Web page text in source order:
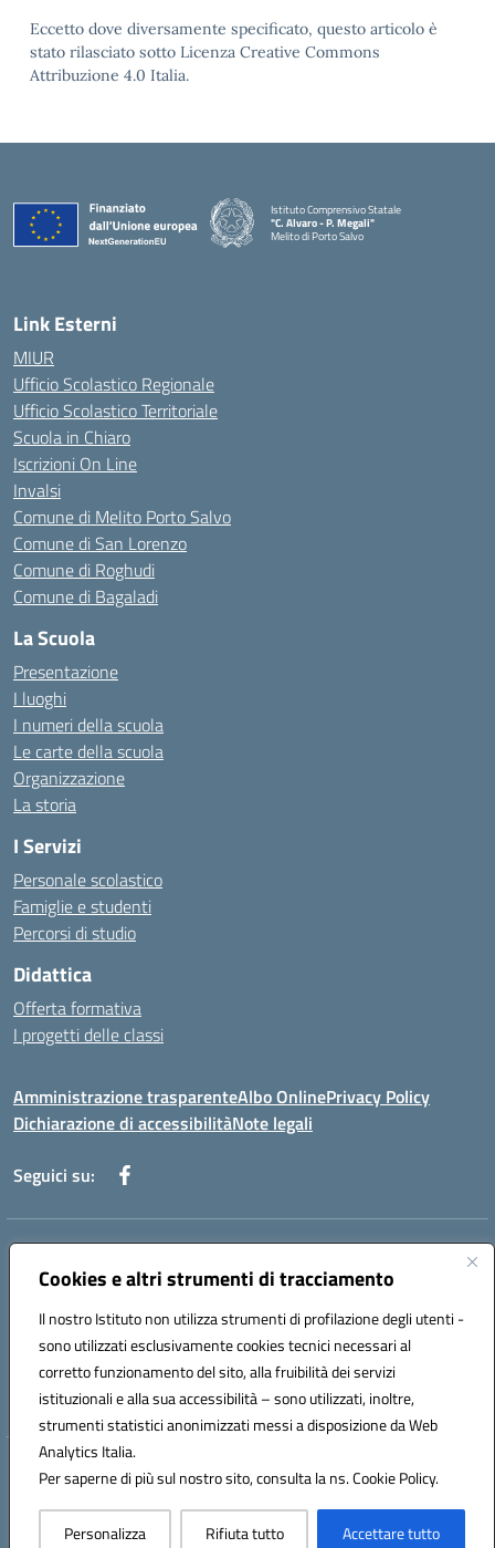
Cookies e altri strumenti di tracciamento
Il nostro Istituto non utilizza strumenti di profilazione degli utenti -
sono utilizzati esclusivamente cookies tecnici necessari al
corretto funzionamento del sito, alla fruibilità dei servizi
istituzionali e alla sua accessibilità – sono utilizzati, inoltre,
strumenti statistici anonimizzati messi a disposizione da Web
Analytics Italia.
Per saperne di più sul nostro sito, consulta la ns. Cookie Policy.
Personalizza Rifiuta tutto Accettare tutto
Eccetto dove diversamente specificato, questo articolo è
stato rilasciato sotto Licenza Creative Commons
Attribuzione 4.0 Italia.
Istituto Comprensivo Statale
"C. Alvaro - P. Megali"
Melito di Porto Salvo
Link Esterni
MIUR
Ufficio Scolastico Regionale
Ufficio Scolastico Territoriale
Scuola in Chiaro
Iscrizioni On Line
Invalsi
Comune di Melito Porto Salvo
Comune di San Lorenzo
Comune di Roghudi
Comune di Bagaladi
La Scuola
Presentazione
I luoghi
I numeri della scuola
Le carte della scuola
Organizzazione
La storia
I Servizi
Personale scolastico
Famiglie e studenti
Percorsi di studio
Didattica
Offerta formativa
I progetti delle classi
Amministrazione trasparenteAlbo OnlinePrivacy Policy
Dichiarazione di accessibilitàNote legali
Seguici su:
Indirizzo:
Centralino:+39 0965 78 12 60 Email:rcic841003@istruzione.it
Codice fiscale: 92034530805
Codice meccanografico:
rcic841003
Codice Indice delle Pubbliche Amministrazioni (IPA): istsc_rcic841003
Hosting & Powered by 3D Solution S.r.l.
Concept & Design by Designers Italia